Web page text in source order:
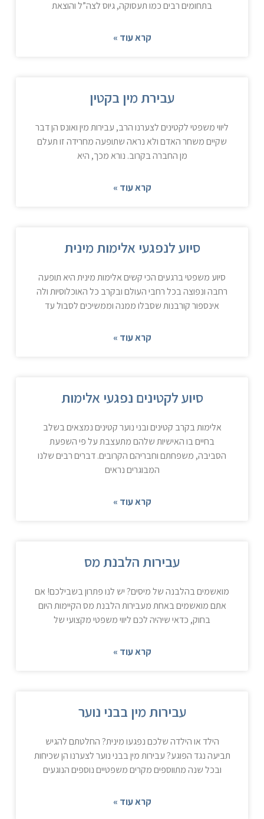
בתחומים רבים כמו תעסוקה, גיוס לצה”ל והוצאת
קרא עוד »
עבירת מין בקטין
ליווי משפטי לקטינים לצערנו הרב, עבירות מין ואונס הן דבר
שקיים משחר האדם ולא נראה שתופעה מחרידה זו תעלם
מן החברה בקרוב. נורא מכך, היא
קרא עוד »
סיוע לנפגעי אלימות מינית
סיוע משפטי ברגעים הכי קשים אלימות מינית היא תופעה
רחבה ונפוצה בכל רחבי העולם ובקרב כל האוכלוסיות ולה
אינספור קורבנות שסבלו ממנה וממשיכים לסבול עד
קרא עוד »
סיוע לקטינים נפגעי אלימות
אלימות בקרב קטינים ובני נוער קטינים נמצאים בשלב
בחיים בו האישיות שלהם מתעצבת על פי השפעת
הסביבה, משפחתם וחבריהם הקרובים. דברים רבים שלנו
המבוגרים נראים
קרא עוד »
עבירות הלבנת מס
מואשמים בהלבנה של מיסים? יש לנו פתרון בשבילכם! אם
אתם מואשמים באחת מעבירות הלבנת מס הקיימות היום
בחוק, כדאי שיהיה לכם ליווי משפטי מקצועי של
קרא עוד »
עבירות מין בבני נוער
הילד או הילדה שלכם נפגעו מינית? החלטתם להגיש
תביעה נגד הפוגע? עבירות מין בבני נוער לצערנו הן שכיחות
ובכל שנה מתווספים מקרים משפטיים נוספים הנוגעים
קרא עוד »